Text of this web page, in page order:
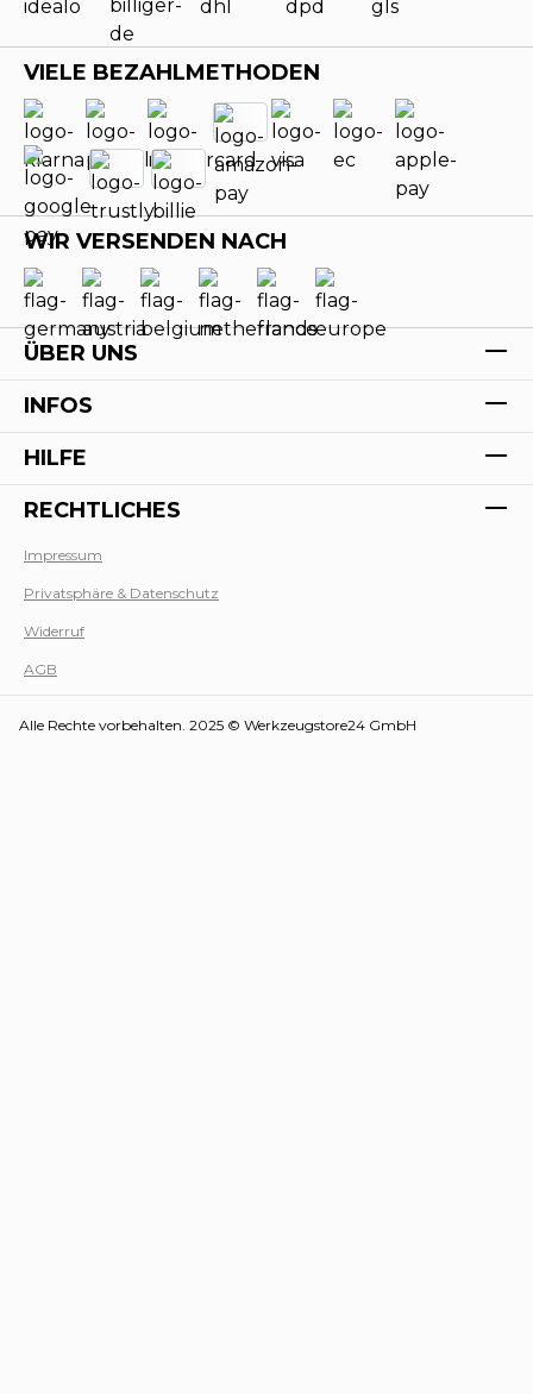
VIELE BEZAHLMETHODEN
WIR VERSENDEN NACH
ÜBER UNS
INFOS
HILFE
RECHTLICHES
Impressum
Privatsphäre & Datenschutz
Widerruf
AGB
Alle Rechte vorbehalten. 2025 © Werkzeugstore24 GmbH